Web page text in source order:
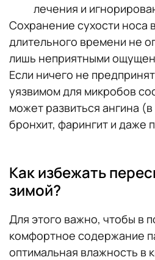
лечения и
Сохранение сухости носа
длительного времени не
лишь неприятными
Если ничего не
уязвимом для микробов
может развиться ангина
бронхит, фарингит и даже
Как избежать
зимой?
Для этого важно, чтобы в
комфортное содержание
оптимальная влажность в